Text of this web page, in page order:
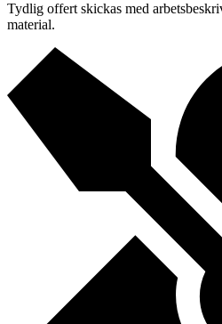
Tydlig offert skickas med
material.